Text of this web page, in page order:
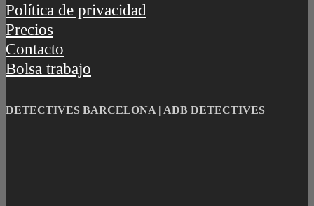
Política de privacidad
Precios
Contacto
Bolsa trabajo
DETECTIVES BARCELONA | ADB DETECTIVES